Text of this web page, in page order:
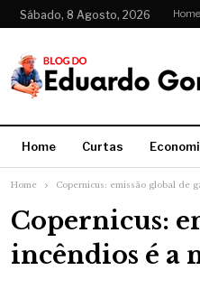
Sábado, 8 Agosto, 2026 Home
Home Curtas
Home Copernicus: emissão global de
Copernicus:
incêndios é a